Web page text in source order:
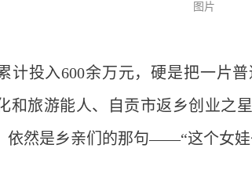
图片
计投入600余万元，硬是把一片
和旅游能人、自贡市返乡创业
依然是乡亲们的那句——“这个女娃